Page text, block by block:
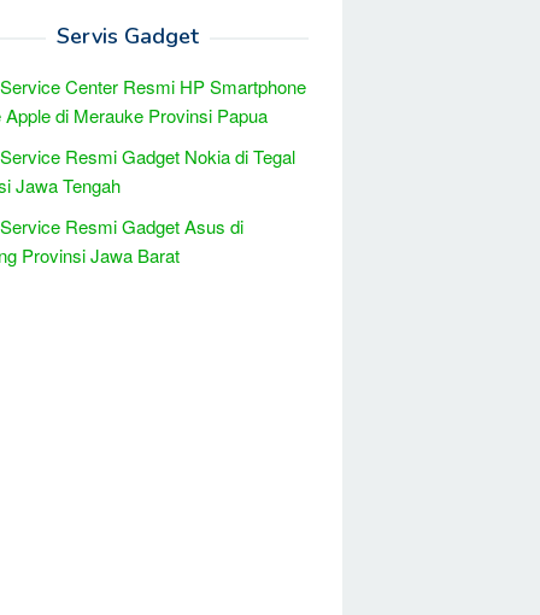
Servis Gadget
Center Resmi HP Smartphone
Apple di Merauke Provinsi Papua
Resmi Gadget Nokia di Tegal
Jawa Tengah
Resmi Gadget Asus di
Provinsi Jawa Barat